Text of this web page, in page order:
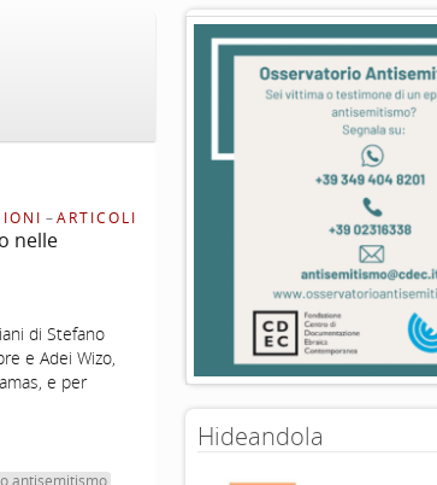
–ARTICOLI
nelle
di Stefano
e Adei Wizo,
e per
antisemitismo
Hideandola